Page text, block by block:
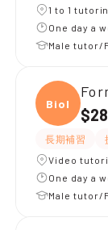
1 to 1
One day a
Male tutor/
Biolo
長期補習
Video
One day a
Male tutor/